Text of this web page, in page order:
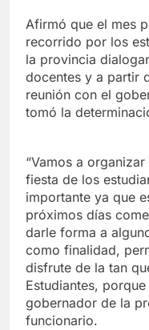
Afirmó que el mes
recorrido por los
la provincia
docentes y a partir
reunión con el
tomó la
“Vamos a
fiesta de los
importante ya que
próximos días
darle forma a
como finalidad,
disfrute de la tan
Estudiantes,
gobernador de la
funcionario.